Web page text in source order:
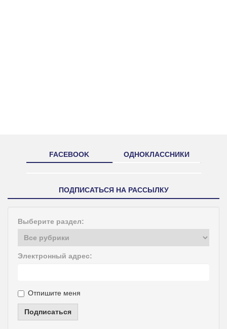
FACEBOOK ОДНОКЛАССНИКИ
ПОДПИСАТЬСЯ НА РАССЫЛКУ
Выберите раздел:
Электронный адрес:
Отпишите меня
Подписаться